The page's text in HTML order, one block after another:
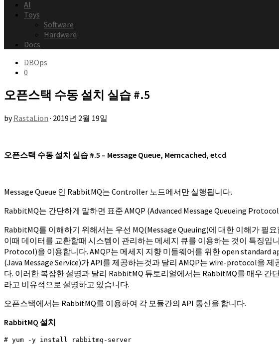
AI
Toys
Software
Hardware
Docs
DBOps
0
오픈스택 수동 설치 실습 #.5
byRastaLion · 2019년 2월 19일
오픈스택 수동 설치 실습 #.5 – Message Queue, Memcached, etcd
Message Queue 인 RabbitMQ는 Controller 노드에서만 실행됩니다.
RabbitMQ는 간단하게 말하면 표준 AMQP (Advanced Message Queueing
RabbitMQ를 이해하기 위해서는 우선 MQ(Message Queuing)에 대한 이해가
이때 데이터를 교환할때 시스템이 관리하는 메세지 큐를 이용하는 것이 특징입
Protocol)을 이용합니다. AMQP는 메세지 지향 미들웨어를 위한 open
(Java Message Service)가 API를 제공하는것과 달리 AMQP는 wire-protocol을
다. 이러한 복잡한 설명과 달리 RabbitMQ 튜토리얼에서는 RabbitMQ를 매우
라고 비유적으로 설명하고 있습니다.
오픈스택에서는 RabbitMQ를 이용하여 각 모듈간의 API 통신을 합니다.
RabbitMQ 설치
# yum -y install rabbitmq-server